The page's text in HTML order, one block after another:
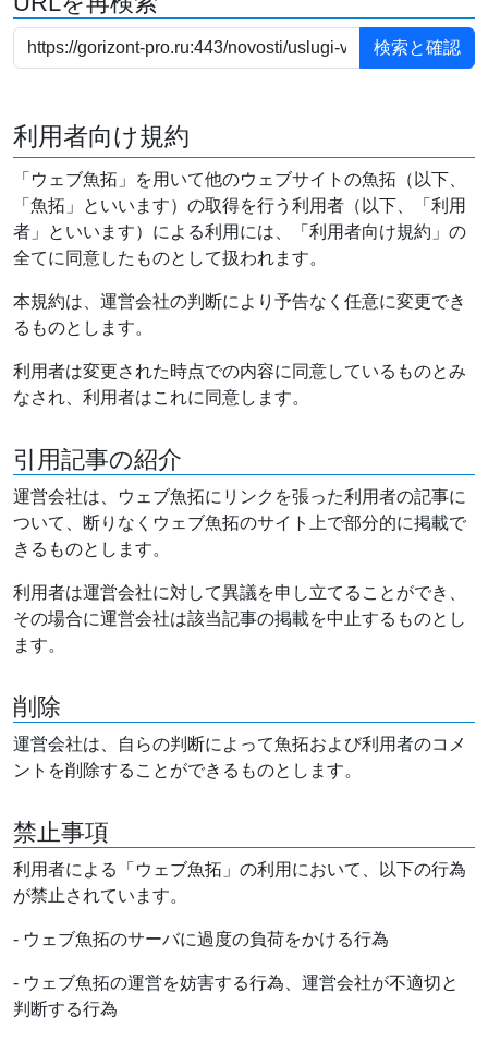
利用者向け規約
「ウェブ魚拓」を用いて他のウェブサイトの魚拓（以下、
「魚拓」といいます）の取得を行う利用者（以下、「利用
者」といいます）による利用には、「利用者向け規約」の
全てに同意したものとして扱われます。
本規約は、運営会社の判断により予告なく任意に変更でき
るものとします。
利用者は変更された時点での内容に同意しているものとみ
なされ、利用者はこれに同意します。
引用記事の紹介
運営会社は、ウェブ魚拓にリンクを張った利用者の記事に
ついて、断りなくウェブ魚拓のサイト上で部分的に掲載で
きるものとします。
利用者は運営会社に対して異議を申し立てることができ、
その場合に運営会社は該当記事の掲載を中止するものとし
ます。
削除
運営会社は、自らの判断によって魚拓および利用者のコメ
ントを削除することができるものとします。
禁止事項
利用者による「ウェブ魚拓」の利用において、以下の行為
が禁止されています。
- ウェブ魚拓のサーバに過度の負荷をかける行為
- ウェブ魚拓の運営を妨害する行為、運営会社が不適切と
判断する行為